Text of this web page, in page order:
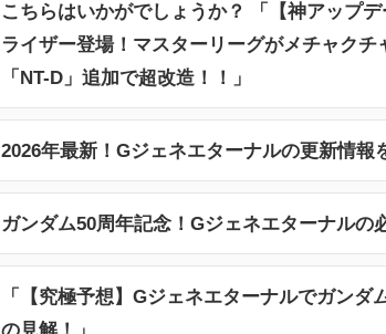
こちらはいかがでしょうか？ 「【神アップ
ライザー登場！マスターリーグがメチャク
「NT-D」追加で超改造！！」
2026年最新！Gジェネエターナルの更新情報
ガンダム50周年記念！Gジェネエターナルの
「【究極予想】Gジェネエターナルでガンダ
の見解！」